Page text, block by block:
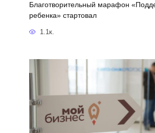
Благотворительный марафон
ребенка» стартовал
1.1к.